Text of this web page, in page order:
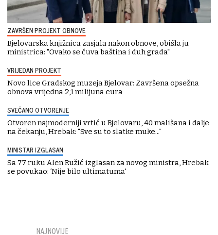
ZAVRŠEN PROJEKT OBNOVE
Bjelovarska knjižnica zasjala nakon obnove, obišla ju
ministrica: "Ovako se čuva baština i duh grada"
VRIJEDAN PROJEKT
Novo lice Gradskog muzeja Bjelovar: Završena opsežna
obnova vrijedna 2,1 milijuna eura
SVEČANO OTVORENJE
Otvoren najmoderniji vrtić u Bjelovaru, 40 mališana i dalje
na čekanju, Hrebak: "Sve su to slatke muke..."
MINISTAR IZGLASAN
Sa 77 ruku Alen Ružić izglasan za novog ministra, Hrebak
se povukao: ‘Nije bilo ultimatuma‘
NAJNOVIJE